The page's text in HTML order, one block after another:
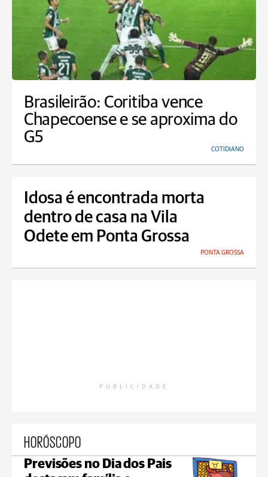
Brasileirão: Coritiba vence
Chapecoense e se aproxima do
G5
COTIDIANO
Idosa é encontrada morta
dentro de casa na Vila
Odete em Ponta Grossa
PONTA GROSSA
PUBLICIDADE
HORÓSCOPO
Previsões no Dia dos Pais